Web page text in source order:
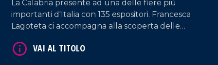
La Calabria presente ad una delle fiere più
importanti d'Italia con 135 espositori. Francesca
Lagoteta ci accompagna alla scoperta delle
primario e secondario del territorio, tra gli ospiti